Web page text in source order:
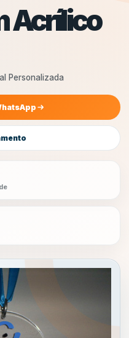
Acrílico
Personalizada